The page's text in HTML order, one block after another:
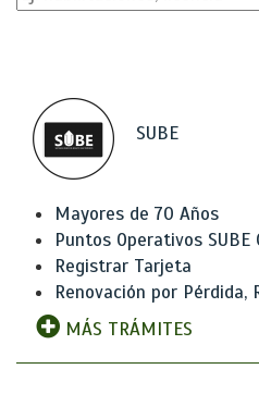
SUBE
Mayores de 70 Años
Puntos Operativos SUBE
Registrar Tarjeta
Renovación por Pérdida,
MÁS TRÁMITES